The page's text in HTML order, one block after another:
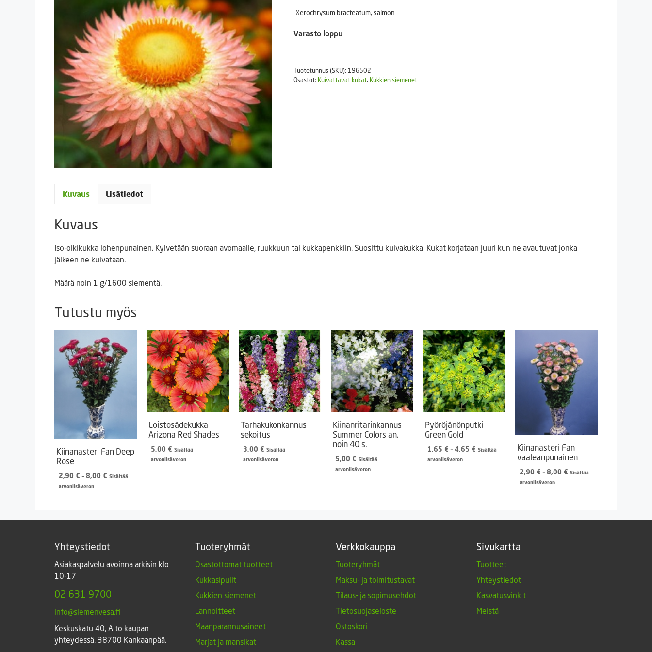
Askartelutarvikkeet
Xerochrysum bracteatum, salmon
Varasto loppu
Tuotetunnus (SKU): 196502
Osastot: Kuivattavat kukat, Kukkien siemenet
Kuvaus Lisätiedot
Kuvaus
Iso-olkikukka lohenpunainen. Kylvetään suoraan avomaalle, ruukkuun tai kukkapenkkiin. Suosittu kuivakukka. Kukat korjataan juuri kun ne avautuvat jonka
jälkeen ne kuivataan.
Määrä noin 1 g/1600 siementä.
Tutustu myös
Kiinanasteri Fan Deep
Rose
2,90 € – 8,00 € Hintaluokka:
Sisältää
arvonlisäveron
Loistosädekukka
Arizona Red Shades
5,00 € Sisältää
arvonlisäveron
Tarhakukonkannus
sekoitus
3,00 € Sisältää
arvonlisäveron
Kiinanritarinkannus
Summer Colors an.
noin 40 s.
5,00 € Sisältää
arvonlisäveron
Pyöröjänönputki
Green Gold
1,65 € – 4,65 € Hintaluokka:
Sisältää
arvonlisäveron
Kiinanasteri Fan
vaaleanpunainen
2,90 € – 8,00 € Hintaluokka:
Sisältää
arvonlisäveron
Yhteystiedot
Asiakaspalvelu avoinna arkisin klo
10-17
02 631 9700
info@siemenvesa.fi
Keskuskatu 40, Aito kaupan
yhteydessä. 38700 Kankaanpää.
Tuoteryhmät
Osastottomat tuotteet
Kukkasipulit
Kukkien siemenet
Lannoitteet
Maanparannusaineet
Marjat ja mansikat
Verkkokauppa
Tuoteryhmät
Maksu- ja toimitustavat
Tilaus- ja sopimusehdot
Tietosuojaseloste
Ostoskori
Kassa
Sivukartta
Tuotteet
Yhteystiedot
Kasvatusvinkit
Meistä